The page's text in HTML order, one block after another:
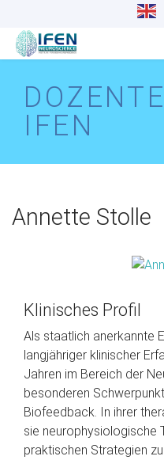
IFEN
Annette Stolle
Klinisches Profil
Als staatlich anerkannte
langjähriger klinischer
Jahren im Bereich der
besonderen
Biofeedback. In ihrer
sie neurophysiologische
praktischen Strategien